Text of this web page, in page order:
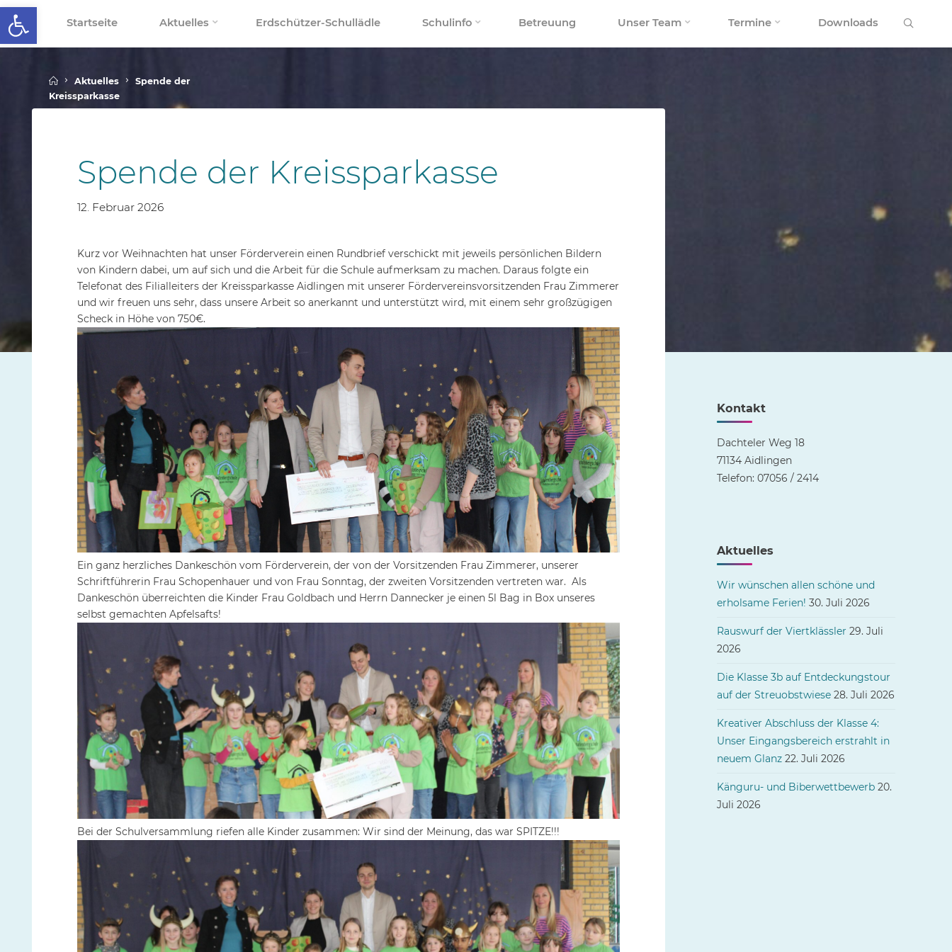
Werkzeugleiste öffnen
Skip
to
content
Startseite Aktuelles Erdschützer-Schullädle Schulinfo Betreuung Unser Team Termine Downloads
Home
Aktuelles
Spende der
Kreissparkasse
Spende der Kreissparkasse
12. Februar 2026
Kurz vor Weihnachten hat unser Förderverein einen Rundbrief verschickt mit jeweils persönlichen Bildern
von Kindern dabei, um auf sich und die Arbeit für die Schule aufmerksam zu machen. Daraus folgte ein
Telefonat des Filialleiters der Kreissparkasse Aidlingen mit unserer Fördervereinsvorsitzenden Frau Zimmerer
und wir freuen uns sehr, dass unsere Arbeit so anerkannt und unterstützt wird, mit einem sehr großzügigen
Scheck in Höhe von 750€.
Ein ganz herzliches Dankeschön vom Förderverein, der von der Vorsitzenden Frau Zimmerer, unserer
Schriftführerin Frau Schopenhauer und von Frau Sonntag, der zweiten Vorsitzenden vertreten war. Als
Dankeschön überreichten die Kinder Frau Goldbach und Herrn Dannecker je einen 5l Bag in Box unseres
selbst gemachten Apfelsafts!
Bei der Schulversammlung riefen alle Kinder zusammen: Wir sind der Meinung, das war SPITZE!!!
Kontakt
Dachteler Weg 18
71134 Aidlingen
Telefon: 07056 / 2414
Aktuelles
Wir wünschen allen schöne und
erholsame Ferien! 30. Juli 2026
Rauswurf der Viertklässler 29. Juli
2026
Die Klasse 3b auf Entdeckungstour
auf der Streuobstwiese 28. Juli 2026
Kreativer Abschluss der Klasse 4:
Unser Eingangsbereich erstrahlt in
neuem Glanz 22. Juli 2026
Känguru- und Biberwettbewerb 20.
Juli 2026